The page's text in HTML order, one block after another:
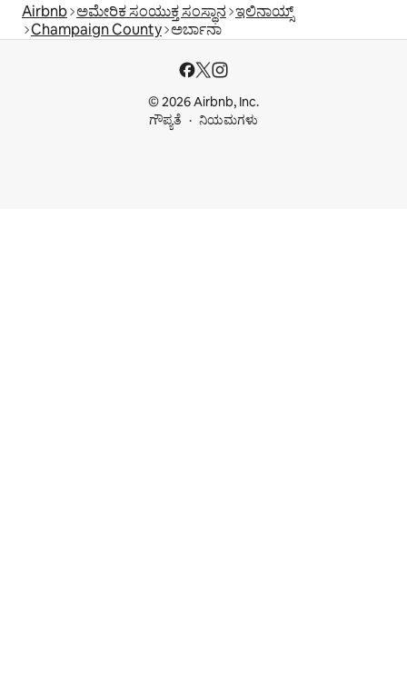
Airbnb ಅಮೇರಿಕ ಸಂಯುಕ್ತ ಸಂಸ್ಥಾನ ಇಲಿನಾಯ್ಸ್
Champaign County ಅರ್ಬಾನಾ
© 2026 Airbnb, Inc.
ಗೌಪ್ಯತೆ
ನಿಯಮಗಳು